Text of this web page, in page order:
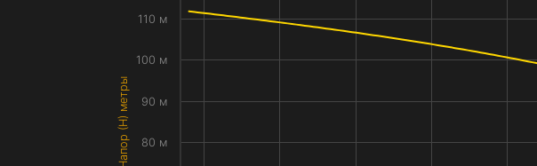
Напор (H) метры 80 м
90 м
100 м
110 м